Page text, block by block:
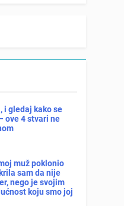
i gledaj kako se
ove 4 stvari ne
muž poklonio
sam da nije
nego je svojim
koju smo joj